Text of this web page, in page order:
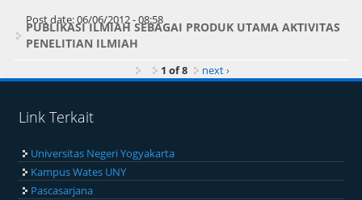
Post date:06/06/2012 - 08:58
PUBLIKASI ILMIAH SEBAGAI PRODUK UTAMA AKTIVITAS
PENELITIAN ILMIAH
1 of 8 next ›
Link Terkait
Universitas Negeri Yogyakarta
Kampus Wates UNY
Pascasarjana